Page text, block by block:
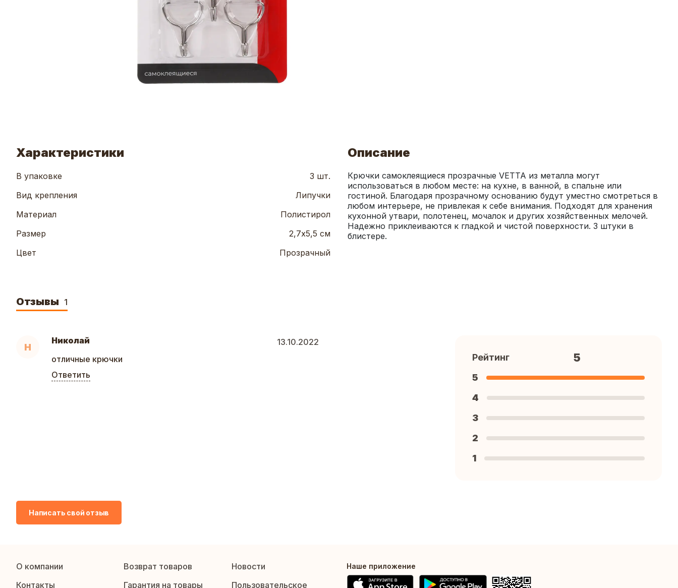
Характеристики
В упаковке
3 шт.
Вид крепления
Липучки
Материал
Полистирол
Размер
2,7х5,5 см
Цвет
Прозрачный
Описание
Крючки самоклеящиеся прозрачные VETTA из металла могут
использоваться в любом месте: на кухне, в ванной, в спальне или
гостиной. Благодаря прозрачному основанию будут уместно смотреться в
любом интерьере, не привлекая к себе внимания. Подходят для хранения
кухонной утвари, полотенец, мочалок и других хозяйственных мелочей.
Надежно приклеиваются к гладкой и чистой поверхности. 3 штуки в
блистере.
Отзывы 1
Н
Николай
13.10.2022
отличные крючки
Ответить
Рейтинг 5
5
4
3
2
1
Написать свой отзыв
О компании Возврат товаров
Новости
Контакты
Гарантия на товары Пользовательское
Наше приложение